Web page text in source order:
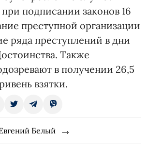
подписании законов 16
преступной организации
ряда преступлений в дни
Также
в получении 26,5
взятки.
Белый